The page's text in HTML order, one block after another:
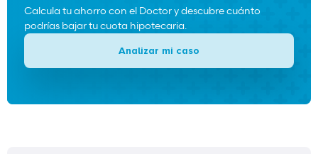
Calcula tu ahorro con el Doctor y descubre cuánto
podrías bajar tu cuota hipotecaria.
Analizar mi caso